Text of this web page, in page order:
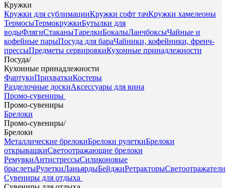
Кружки
Кружки для сублимацииКружки софт тачКружки хамелеоны
ТермосыТермокружкиБутылки для
водыФлягиСтаканыТарелкиБокалыЛанчбоксыЧайные и
кофейные парыПосуда для бараЧайники, кофейники, френч-
прессыПредметы сервировкиКухонные принадлежности
Посуда/
Кухонные принадлежности
ФартукиПрихваткиКостеры
Разделочные доскиАксессуары для вина
Промо-сувениры
Промо-сувениры
Брелоки
Промо-сувениры/
Брелоки
Металлические брелокиБрелоки рулеткиБрелоки
открывашкиСветоотражающие брелоки
РемувкиАнтистрессыСиликоновые
браслетыРулеткиЛаньярдыБейджиРетракторыСветоотражатели
Сувениры для отдыха